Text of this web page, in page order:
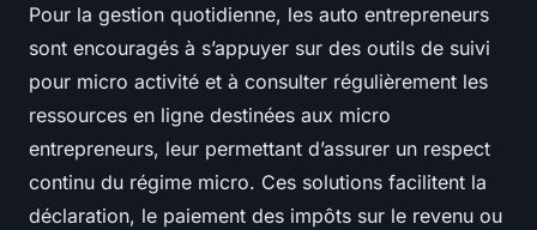
Pour la gestion quotidienne, les auto entrepreneurs
sont encouragés à s’appuyer sur des outils de suivi
pour micro activité et à consulter régulièrement les
ressources en ligne destinées aux micro
entrepreneurs, leur permettant d’assurer un respect
continu du régime micro. Ces solutions facilitent la
déclaration, le paiement des impôts sur le revenu ou